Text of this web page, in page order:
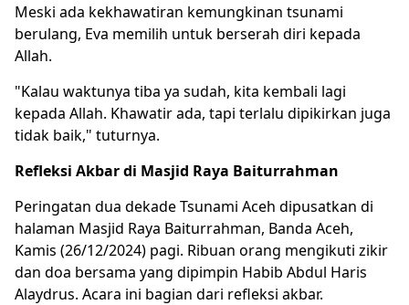
Meski ada kekhawatiran kemungkinan tsunami
berulang, Eva memilih untuk berserah diri kepada
Allah.
"Kalau waktunya tiba ya sudah, kita kembali lagi
kepada Allah. Khawatir ada, tapi terlalu dipikirkan juga
tidak baik," tuturnya.
Refleksi Akbar di Masjid Raya Baiturrahman
Peringatan dua dekade Tsunami Aceh dipusatkan di
halaman Masjid Raya Baiturrahman, Banda Aceh,
Kamis (26/12/2024) pagi. Ribuan orang mengikuti zikir
dan doa bersama yang dipimpin Habib Abdul Haris
Alaydrus. Acara ini bagian dari refleksi akbar.